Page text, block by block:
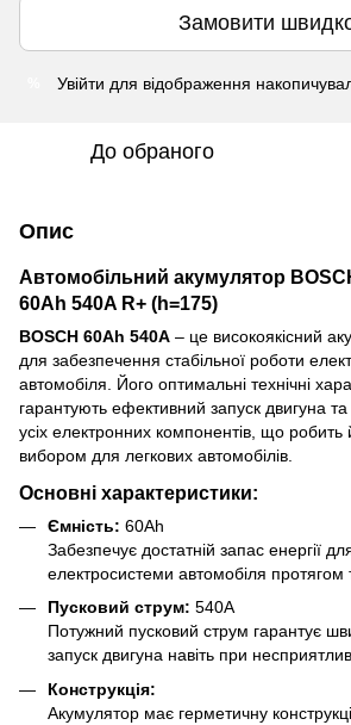
Замовити
Увійти для відображення
До обраного
Опис
Автомобільний акумулятор
60Ah 540A R+ (h=175)
BOSCH 60Ah 540A – це високоякісний
для забезпечення стабільної роботи
автомобіля. Його оптимальні технічні
гарантують ефективний запуск двигуна
усіх електронних компонентів, що робить
вибором для легкових автомобілів.
Основні характеристики:
Ємність: 60Ah
Забезпечує достатній запас енергії
електросистеми автомобіля протягом
Пусковий струм: 540A
Потужний пусковий струм гарантує
запуск двигуна навіть при
Конструкція:
Акумулятор має герметичну